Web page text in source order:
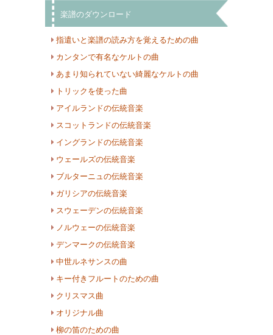
楽譜のダウンロード
指遣いと楽譜の読み方を覚えるための曲
カンタンで有名なケルトの曲
あまり知られていない綺麗なケルトの曲
トリックを使った曲
アイルランドの伝統音楽
スコットランドの伝統音楽
イングランドの伝統音楽
ウェールズの伝統音楽
ブルターニュの伝統音楽
ガリシアの伝統音楽
スウェーデンの伝統音楽
ノルウェーの伝統音楽
デンマークの伝統音楽
中世ルネサンスの曲
キー付きフルートのための曲
クリスマス曲
オリジナル曲
柳の笛のための曲